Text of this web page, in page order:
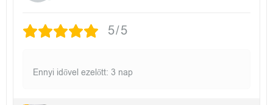
5/5
Ennyi idővel ezelőtt: 3 nap